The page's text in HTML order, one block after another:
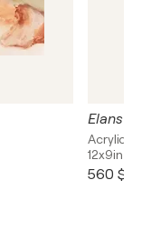
Elans
12x9in
560